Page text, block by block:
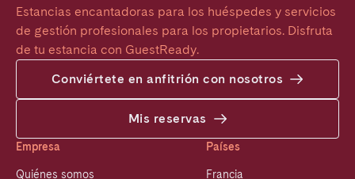
Estancias encantadoras para los huéspedes y servicios
de gestión profesionales para los propietarios. Disfruta
de tu estancia con GuestReady.
Conviértete en anfitrión con nosotros
Mis reservas
Empresa
Quiénes somos
Países
Francia